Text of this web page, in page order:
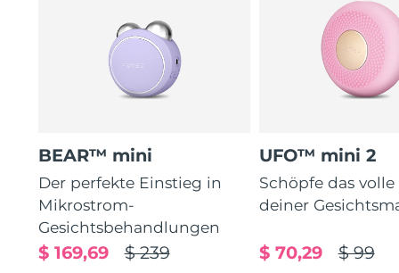
BEAR™ mini
Der perfekte Einstieg in
Mikrostrom-
Gesichtsbehandlungen
$ 239
$ 169,69
UFO™ mini 2
Schöpfe das
deiner
$ 99
$ 70,29